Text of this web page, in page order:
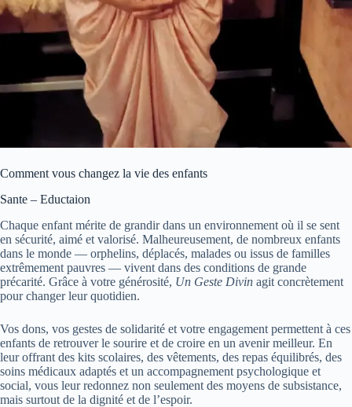
Comment vous changez la vie des enfants
Sante – Eductaion
Chaque enfant mérite de grandir dans un environnement où il se sent
en sécurité, aimé et valorisé. Malheureusement, de nombreux enfants
dans le monde — orphelins, déplacés, malades ou issus de familles
extrêmement pauvres — vivent dans des conditions de grande
précarité. Grâce à votre générosité, Un Geste Divin agit concrètement
pour changer leur quotidien.
Vos dons, vos gestes de solidarité et votre engagement permettent à ces
enfants de retrouver le sourire et de croire en un avenir meilleur. En
leur offrant des kits scolaires, des vêtements, des repas équilibrés, des
soins médicaux adaptés et un accompagnement psychologique et
social, vous leur redonnez non seulement des moyens de subsistance,
mais surtout de la dignité et de l’espoir.